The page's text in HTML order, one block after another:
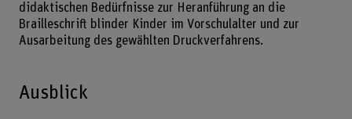
didaktischen Bedürfnisse zur Heranführung an die
Brailleschrift blinder Kinder im Vorschulalter und zur
Ausarbeitung des gewählten Druckverfahrens.
Ausblick